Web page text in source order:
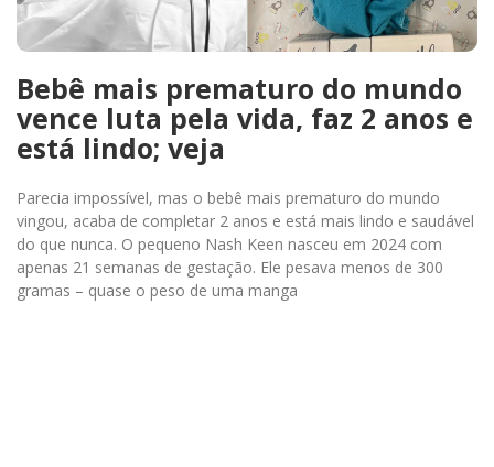
Bebê mais prematuro do mundo
vence luta pela vida, faz 2 anos e
está lindo; veja
Parecia impossível, mas o bebê mais prematuro do mundo
vingou, acaba de completar 2 anos e está mais lindo e saudável
do que nunca. O pequeno Nash Keen nasceu em 2024 com
apenas 21 semanas de gestação. Ele pesava menos de 300
gramas – quase o peso de uma manga